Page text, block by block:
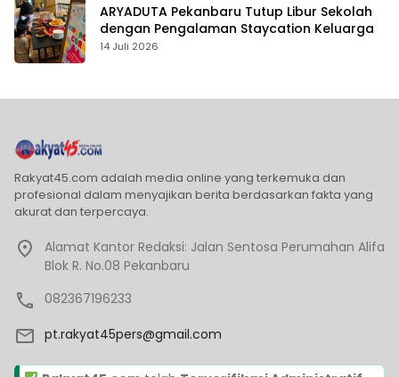
ARYADUTA Pekanbaru Tutup Libur Sekolah
dengan Pengalaman Staycation Keluarga
14 Juli 2026
Rakyat45.com adalah media online yang terkemuka dan
profesional dalam menyajikan berita berdasarkan fakta yang
akurat dan terpercaya.
Alamat Kantor Redaksi: Jalan Sentosa Perumahan Alifa
Blok R. No.08 Pekanbaru
082367196233
pt.rakyat45pers@gmail.com